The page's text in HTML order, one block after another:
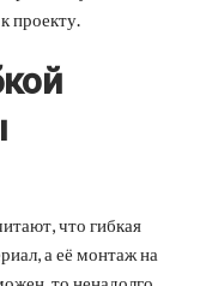
проекту.
что гибкая
а её монтаж на